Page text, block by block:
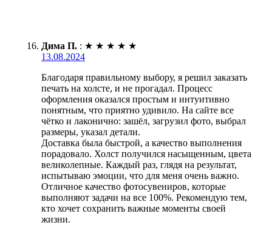
Дима П. : ★ ★ ★ ★ ★
13.08.2024
Благодаря правильному выбору, я решил заказать
печать на холсте, и не прогадал. Процесс
оформления оказался простым и интуитивно
понятным, что приятно удивило. На сайте все
чётко и лаконично: зашёл, загрузил фото, выбрал
размеры, указал детали.
Доставка была быстрой, а качество выполнения
порадовало. Холст получился насыщенным, цвета
великолепные. Каждый раз, глядя на результат,
испытываю эмоции, что для меня очень важно.
Отличное качество фотосувениров, которые
выполняют задачи на все 100%. Рекомендую тем,
кто хочет сохранить важные моменты своей
жизни.